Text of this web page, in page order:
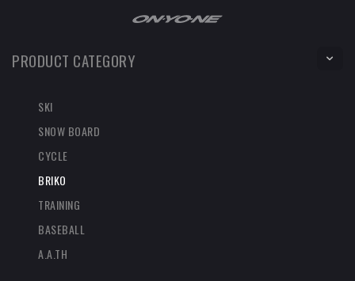
PRODUCT CATEGORY
SKI
SNOW BOARD
CYCLE
BRIKO
TRAINING
BASEBALL
A.A.TH